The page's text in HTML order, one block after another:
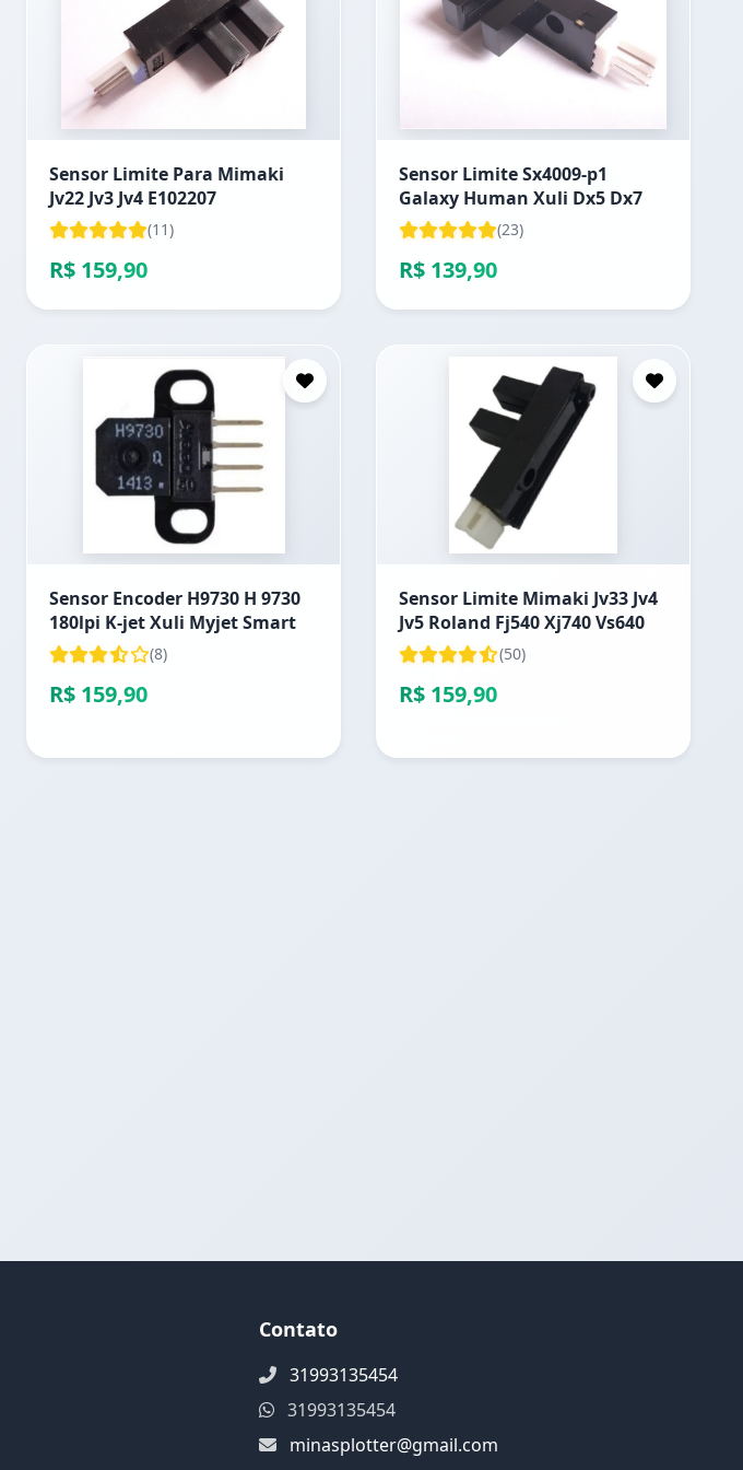
Sensor Limite Para Mimaki
Jv22 Jv3 Jv4 E102207
(11)
R$ 159,90
Sensor Limite Sx4009-p1
Galaxy Human Xuli Dx5 Dx7
(23)
R$ 139,90
Sensor Encoder H9730 H 9730
180lpi K-jet Xuli Myjet Smart
(8)
R$ 159,90
Sensor Limite Mimaki Jv33 Jv4
Jv5 Roland Fj540 Xj740 Vs640
(50)
R$ 159,90
Contato
31993135454
31993135454
minasplotter@gmail.com